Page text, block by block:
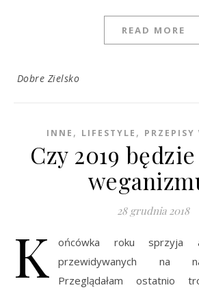
READ MORE
Dobre Zielsko
INNE , LIFESTYLE , PRZEPISY
Czy 2019
28 grudnia 2018
K
ońcówka roku sprzyja
przewidywanych na
Przeglądałam ostatnio